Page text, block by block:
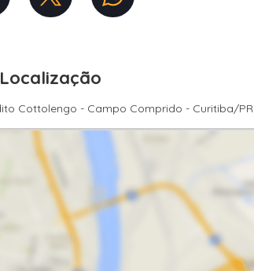
Localização
Cottolengo - Campo Comprido - Curitiba/PR